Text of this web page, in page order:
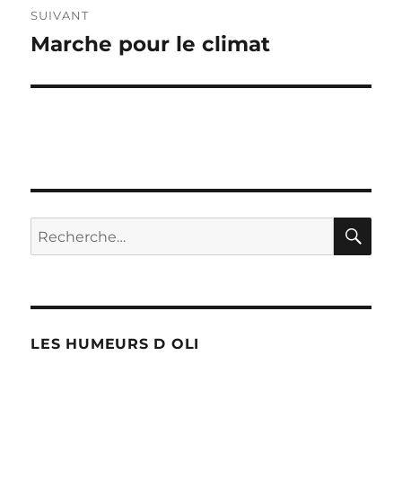
SUIVANT
Publication
Marche pour le climat
Recherche
pour :
LES HUMEURS D OLI